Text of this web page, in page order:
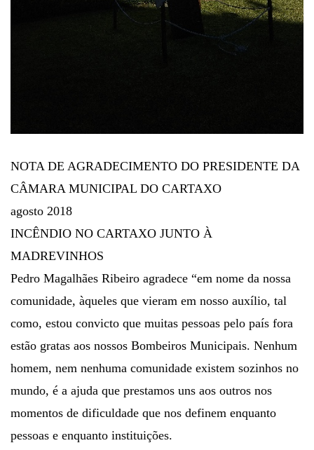
NOTA DE AGRADECIMENTO DO PRESIDENTE DA
CÂMARA MUNICIPAL DO CARTAXO
agosto 2018
INCÊNDIO NO CARTAXO JUNTO À
MADREVINHOS
Pedro Magalhães Ribeiro agradece “em nome da nossa
comunidade, àqueles que vieram em nosso auxílio, tal
como, estou convicto que muitas pessoas pelo país fora
estão gratas aos nossos Bombeiros Municipais. Nenhum
homem, nem nenhuma comunidade existem sozinhos no
mundo, é a ajuda que prestamos uns aos outros nos
momentos de dificuldade que nos definem enquanto
pessoas e enquanto instituições.